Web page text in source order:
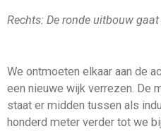
Rechts: De ronde uitbouw
We ontmoeten elkaar aan de
een nieuwe wijk verrezen. De
staat er midden tussen als
honderd meter verder tot we